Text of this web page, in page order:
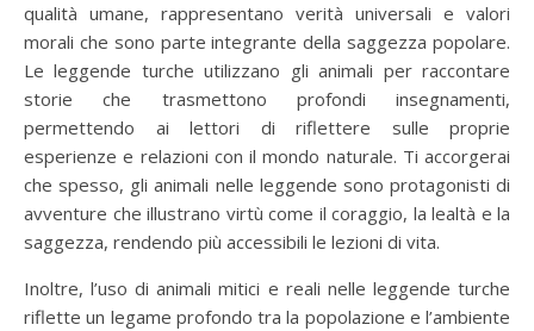
qualità umane, rappresentano verità universali e valori
morali che sono parte integrante della saggezza popolare.
Le leggende turche utilizzano gli animali per raccontare
storie che trasmettono profondi insegnamenti,
permettendo ai lettori di riflettere sulle proprie
esperienze e relazioni con il mondo naturale. Ti accorgerai
che spesso, gli animali nelle leggende sono protagonisti di
avventure che illustrano virtù come il coraggio, la lealtà e la
saggezza, rendendo più accessibili le lezioni di vita.
Inoltre, l’uso di animali mitici e reali nelle leggende turche
riflette un legame profondo tra la popolazione e l’ambiente